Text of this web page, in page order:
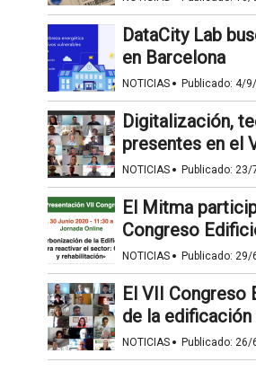
DataCity Lab
en Barcelona
NOTICIAS · Publicado: 4/
Digitalización,
presentes en el
NOTICIAS · Publicado: 23/
El Mitma
Congreso
NOTICIAS · Publicado: 29/
El VII Congreso
de la
NOTICIAS · Publicado: 26/